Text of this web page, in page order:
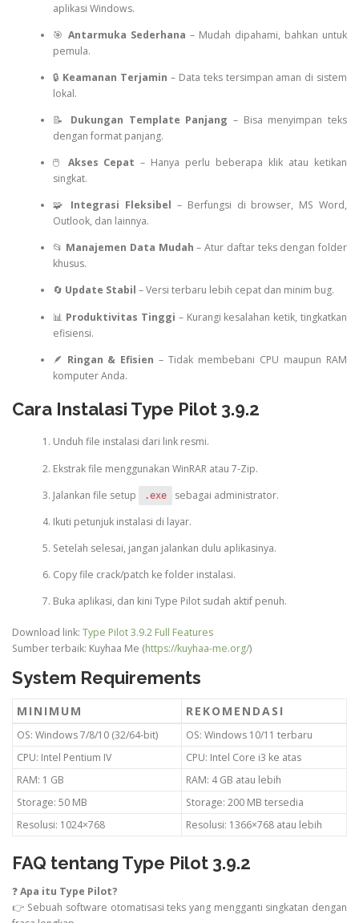
aplikasi Windows.
🎯 Antarmuka Sederhana – Mudah dipahami, bahkan untuk
pemula.
🔒 Keamanan Terjamin – Data teks tersimpan aman di sistem
lokal.
📝 Dukungan Template Panjang – Bisa menyimpan teks
dengan format panjang.
🖱️ Akses Cepat – Hanya perlu beberapa klik atau ketikan
singkat.
🧩 Integrasi Fleksibel – Berfungsi di browser, MS Word,
Outlook, dan lainnya.
📂 Manajemen Data Mudah – Atur daftar teks dengan folder
khusus.
🔄 Update Stabil – Versi terbaru lebih cepat dan minim bug.
📊 Produktivitas Tinggi – Kurangi kesalahan ketik, tingkatkan
efisiensi.
🪶 Ringan & Efisien – Tidak membebani CPU maupun RAM
komputer Anda.
Cara Instalasi Type Pilot 3.9.2
Unduh file instalasi dari link resmi.
Ekstrak file menggunakan WinRAR atau 7-Zip.
Jalankan file setup
.exe
sebagai administrator.
Ikuti petunjuk instalasi di layar.
Setelah selesai, jangan jalankan dulu aplikasinya.
Copy file crack/patch ke folder instalasi.
Buka aplikasi, dan kini Type Pilot sudah aktif penuh.
Download link: Type Pilot 3.9.2 Full Features
Sumber terbaik: Kuyhaa Me (https://kuyhaa-me.org/)
System Requirements
MINIMUM REKOMENDASI
OS: Windows 7/8/10 (32/64-bit)
OS: Windows 10/11 terbaru
CPU: Intel Pentium IV
CPU: Intel Core i3 ke atas
RAM: 1 GB
RAM: 4 GB atau lebih
Storage: 50 MB
Storage: 200 MB tersedia
Resolusi: 1024×768
Resolusi: 1366×768 atau lebih
FAQ tentang Type Pilot 3.9.2
❓Apa itu Type Pilot?
👉 Sebuah software otomatisasi teks yang mengganti singkatan dengan